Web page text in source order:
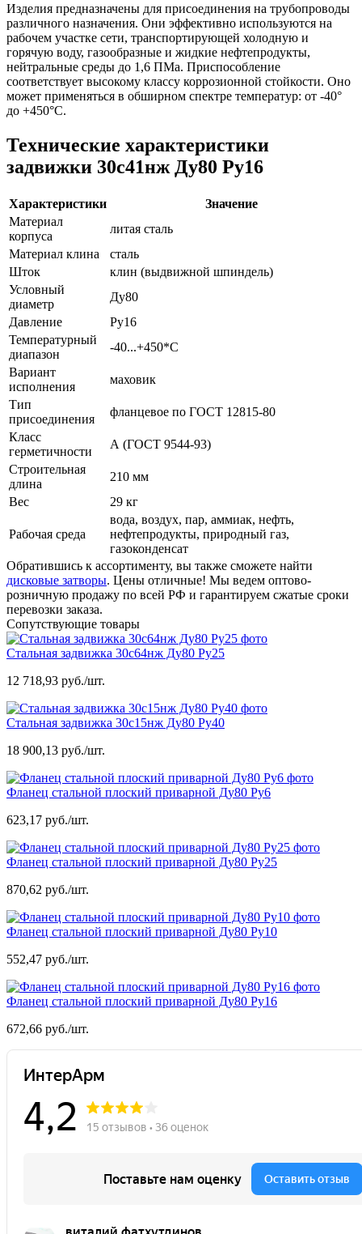
Изделия предназначены для присоединения на трубопроводы
различного назначения. Они эффективно используются на
рабочем участке сети, транспортирующей холодную и
горячую воду, газообразные и жидкие нефтепродукты,
нейтральные среды до 1,6 ПМа. Приспособление
соответствует высокому классу коррозионной стойкости. Оно
может применяться в обширном спектре температур: от -40°
до +450°C.
Технические характеристики
задвижки 30с41нж Ду80 Ру16
Характеристики
Значение
Материал
корпуса
литая сталь
Материал клина
сталь
Шток
клин (выдвижной шпиндель)
Условный
диаметр
Ду80
Давление
Ру16
Температурный
диапазон
-40...+450*С
Вариант
исполнения
маховик
Тип
присоединения
фланцевое по ГОСТ 12815-80
Класс
герметичности
А (ГОСТ 9544-93)
Строительная
длина
210 мм
Вес
29 кг
Рабочая среда
вода, воздух, пар, аммиак, нефть,
нефтепродукты, природный газ,
газоконденсат
Обратившись к ассортименту, вы также сможете найти
дисковые затворы. Цены отличные! Мы ведем оптово-
розничную продажу по всей РФ и гарантируем сжатые сроки
перевозки заказа.
Сопутствующие товары
Стальная задвижка 30с64нж Ду80 Ру25
12 718,93 руб./шт.
Стальная задвижка 30с15нж Ду80 Ру40
18 900,13 руб./шт.
Фланец стальной плоский приварной Ду80 Ру6
623,17 руб./шт.
Фланец стальной плоский приварной Ду80 Ру25
870,62 руб./шт.
Фланец стальной плоский приварной Ду80 Ру10
552,47 руб./шт.
Фланец стальной плоский приварной Ду80 Ру16
672,66 руб./шт.